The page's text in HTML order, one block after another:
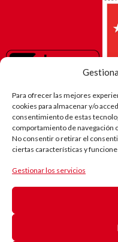
Para ofrecer las mejores
cookies para almacenar y/o
consentimiento de estas
comportamiento de navegación
No consentir o retirar el
ciertas características y
Gestionar los servicios
El camino